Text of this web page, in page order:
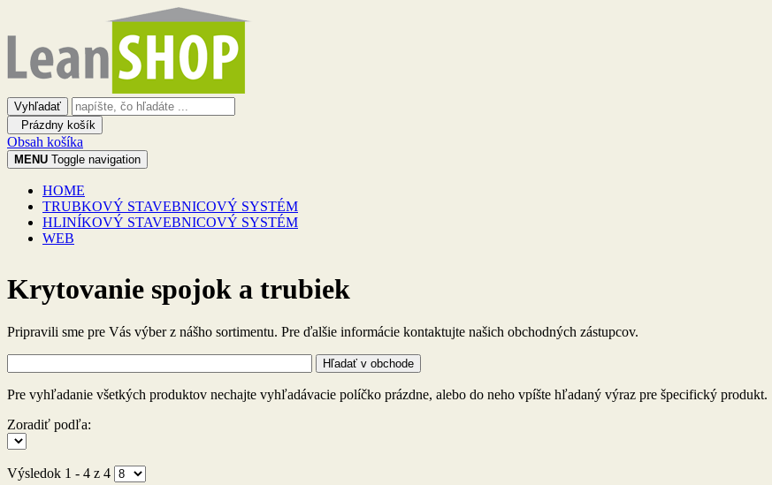
Prázdny košík
Obsah košíka
MENU Toggle navigation
HOME
TRUBKOVÝ STAVEBNICOVÝ SYSTÉM
HLINÍKOVÝ STAVEBNICOVÝ SYSTÉM
WEB
Krytovanie spojok a trubiek
Pripravili sme pre Vás výber z nášho sortimentu. Pre ďalšie informácie kontaktujte našich obchodných zástupcov.
Hľadať v obchode
Pre vyhľadanie všetkých produktov nechajte vyhľadávacie políčko prázdne, alebo do neho vpíšte hľadaný výraz pre špecifický produkt.
Zoradiť podľa:
Výsledok 1 - 4 z 4